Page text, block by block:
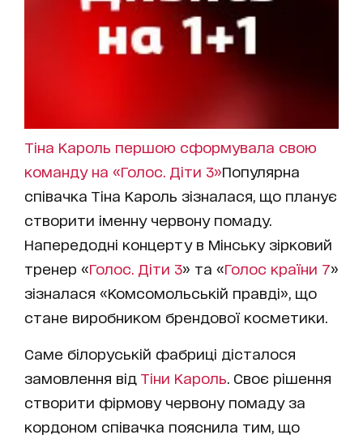
Тіна Кароль першою сформувала свою
команду на «Голос. Діти 3»Популярна
співачка Тіна Кароль зізналася, що планує
створити іменну червону помаду.
Напередодні концерту в Мінську зірковий
тренер «Голос. Діти 3» та «Голос країни 7»
зізналася «Комсомольській правді», що
стане виробником брендової косметики.
Саме білоруській фабриці дісталося
замовлення від Тіни Кароль . Своє рішення
створити фірмову червону помаду за
кордоном співачка пояснила тим, що